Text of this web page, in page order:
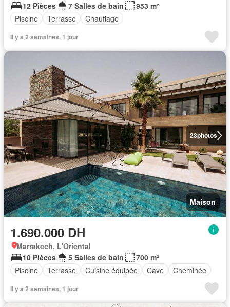
12 Pièces
7 Salles de bain
953 m²
Piscine
Terrasse Chauffage
Il y a 2 semaines, 1 jour
23photos
Maison
1.690.000 DH
Marrakech, L'Oriental
10 Pièces
5 Salles de bain
700 m²
Piscine
Terrasse Cuisine équipée Cave Cheminée
Il y a 2 semaines, 1 jour